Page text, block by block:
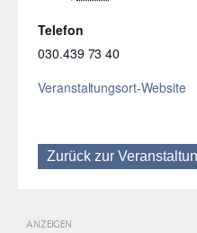
Telefon
030.439 73 40
Veranstaltungsort-Website
Zurück zur
ANZEIGEN